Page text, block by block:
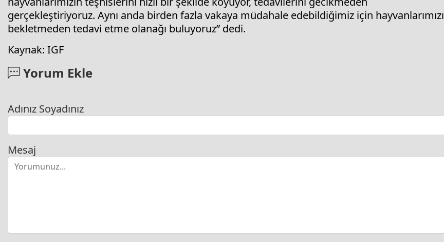
gerçekleştiriyoruz. Aynı anda birden fazla vakaya müdahale edebildiğimiz için hayvanlarımızı
bekletmeden tedavi etme olanağı buluyoruz” dedi.
Kaynak: IGF
Yorum Ekle
Adınız Soyadınız
Mesaj